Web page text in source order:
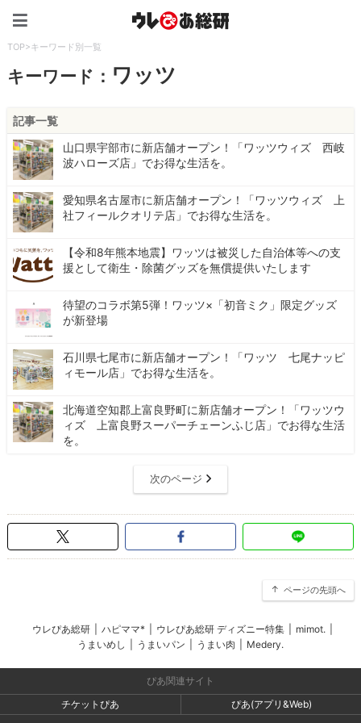
TOP>キーワード別一覧
キーワード： ワッツ
記事一覧
山口県宇部市に新店舗オープン！「ワッツウィズ 西岐
波ハローズ店」でお得な生活を。
愛知県名古屋市に新店舗オープン！「ワッツウィズ 上
社フィールクオリテ店」でお得な生活を。
【令和8年熊本地震】ワッツは被災した自治体等への支
援として衛生・除菌グッズを無償提供いたします
待望のコラボ第5弾！ワッツ×「初音ミク」限定グッズ
が新登場
石川県七尾市に新店舗オープン！「ワッツ 七尾ナッピ
ィモール店」でお得な生活を。
北海道空知郡上富良野町に新店舗オープン！「ワッツウ
ィズ 上富良野スーパーチェーンふじ店」でお得な生活
を。
次のページ
ページの先頭へ
ウレぴあ総研 ハピママ* ウレぴあ総研 ディズニー特集 mimot.
うまいめし
うまいパン うまい肉 Medery.
ぴあ関連サイト
チケットぴあ
ぴあ(アプリ&Web)